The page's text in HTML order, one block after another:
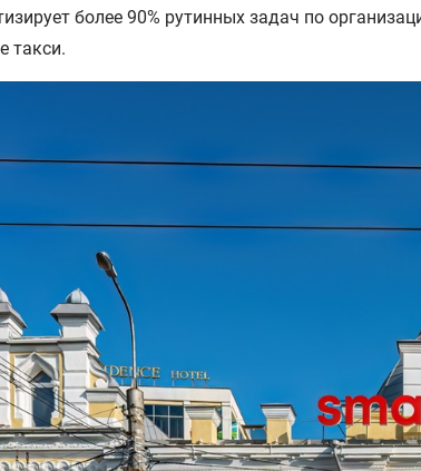
более 90% рутинных задач по
такси.